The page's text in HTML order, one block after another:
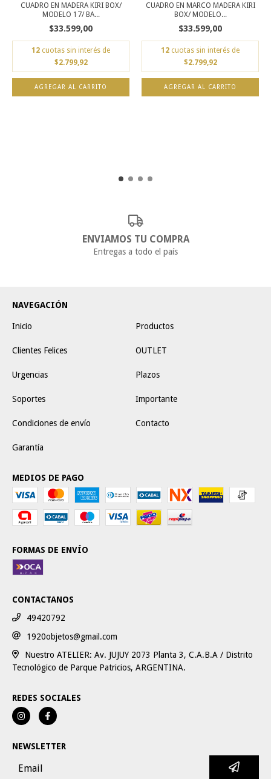
CUADRO EN MADERA KIRI BOX/
MODELO 17/ BA...
$33.599,00
12 cuotas sin interés de
$2.799,92
AGREGAR AL CARRITO
CUADRO EN MARCO MADERA KIRI
BOX/ MODELO...
$33.599,00
12 cuotas sin interés de
$2.799,92
AGREGAR AL CARRITO
ENVIAMOS TU COMPRA
Entregas a todo el país
NAVEGACIÓN
Inicio Productos
Clientes Felices OUTLET
Urgencias Plazos
Soportes Importante
Condiciones de envío Contacto
Garantía
MEDIOS DE PAGO
FORMAS DE ENVÍO
CONTACTANOS
49420792
1920objetos@gmail.com
Nuestro ATELIER: Av. JUJUY 2073 Planta 3, C.A.B.A / Distrito
Tecnológico de Parque Patricios, ARGENTINA.
REDES SOCIALES
NEWSLETTER